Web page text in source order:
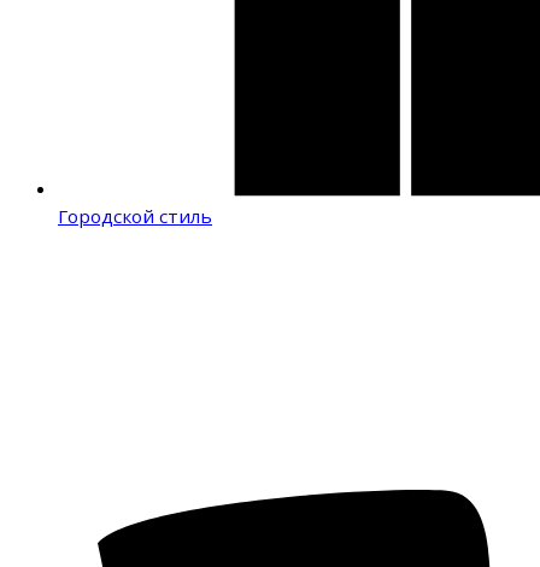
Городской стиль